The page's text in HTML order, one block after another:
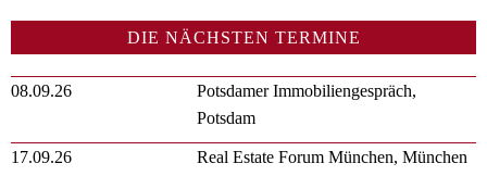
DIE NÄCHSTEN TERMINE
08.09.26
Potsdamer Immobiliengespräch,
Potsdam
17.09.26 Real Estate Forum München, München